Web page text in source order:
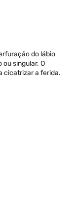
do lábio
singular. O
cicatrizar a ferida.